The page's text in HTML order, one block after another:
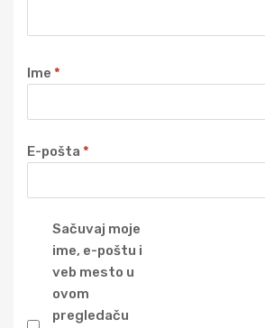
Ime *
E-pošta *
Sačuvaj moje
ime, e-poštu i
veb mesto u
ovom
pregledaču